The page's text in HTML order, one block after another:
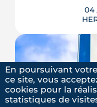
Ma recherche
04
Avenue
chantier de six
coulisses
Métropole.
En poursuivant
ce site, vous
cookies pour la
statistiques de